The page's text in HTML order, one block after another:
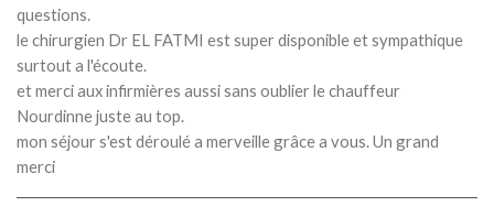
questions.
le chirurgien Dr EL FATMI est super disponible et sympathique
surtout a l'écoute.
et merci aux infirmières aussi sans oublier le chauffeur
Nourdinne juste au top.
mon séjour s'est déroulé a merveille grâce a vous. Un grand
merci